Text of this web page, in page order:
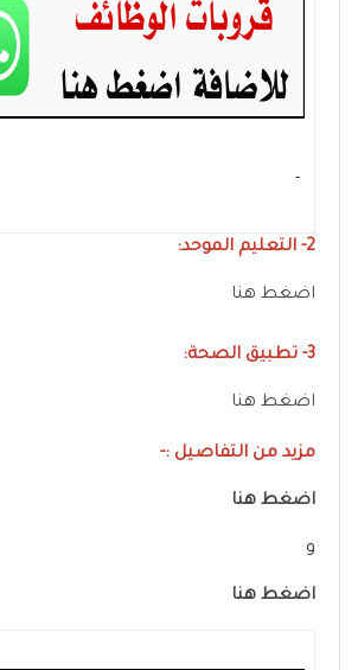
- ‏
2- التعليم الموحد:
اضغط هنا
3- تطبيق الصحة:
اضغط هنا
مزيد من التفاصيل :-
اضغط هنا
و
اضغط هنا